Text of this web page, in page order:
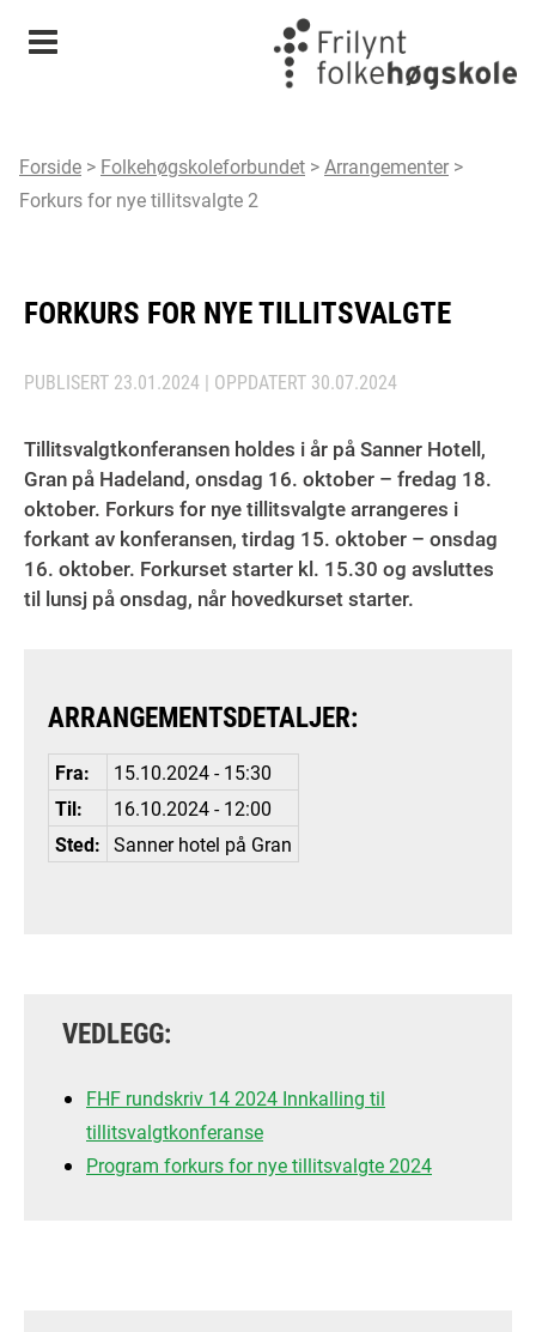
Meny
Forside > Folkehøgskoleforbundet >Arrangementer >
Forkurs for nye tillitsvalgte 2
FORKURS FOR NYE TILLITSVALGTE
PUBLISERT 23.01.2024 | OPPDATERT 30.07.2024
Tillitsvalgtkonferansen holdes i år på Sanner Hotell,
Gran på Hadeland, onsdag 16. oktober – fredag 18.
oktober. Forkurs for nye tillitsvalgte arrangeres i
forkant av konferansen, tirdag 15. oktober – onsdag
16. oktober. Forkurset starter kl. 15.30 og avsluttes
til lunsj på onsdag, når hovedkurset starter.
ARRANGEMENTSDETALJER:
Fra:
15.10.2024 - 15:30
Til:
16.10.2024 - 12:00
Sted: Sanner hotel på Gran
VEDLEGG:
FHF rundskriv 14 2024 Innkalling til
tillitsvalgtkonferanse
Program forkurs for nye tillitsvalgte 2024